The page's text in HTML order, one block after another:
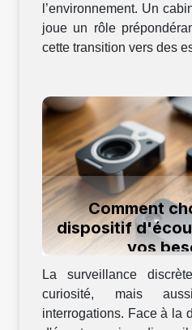
l’environnement. Un
joue un rôle
cette transition vers des
Comment
dispositif
vos
La surveillance
curiosité, mais
interrogations. Face à la